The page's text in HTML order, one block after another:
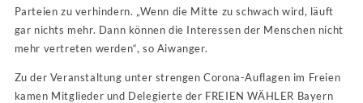
Parteien zu verhindern. „Wenn die Mitte zu schwach wird, läuft
gar nichts mehr. Dann können die Interessen der Menschen nicht
mehr vertreten werden“, so Aiwanger.
Zu der Veranstaltung unter strengen Corona-Auflagen im Freien
kamen Mitglieder und Delegierte der FREIEN WÄHLER Bayern